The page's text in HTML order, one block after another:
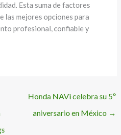
Esta suma de factores
las mejores opciones para
profesional, confiable y
Honda NAVi celebra su 5º
aniversario en México →